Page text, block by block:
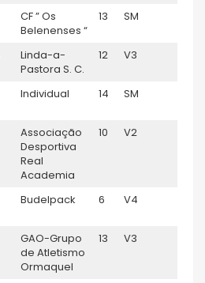
CF ” Os
Belenenses “
13 SM
Linda-a-
Pastora S. C.
12 V3
Individual 14 SM
Associação
Desportiva
Real
Academia
10 V2
Budelpack 6 V4
GAO-Grupo
de Atletismo
Ormaquel
13 V3